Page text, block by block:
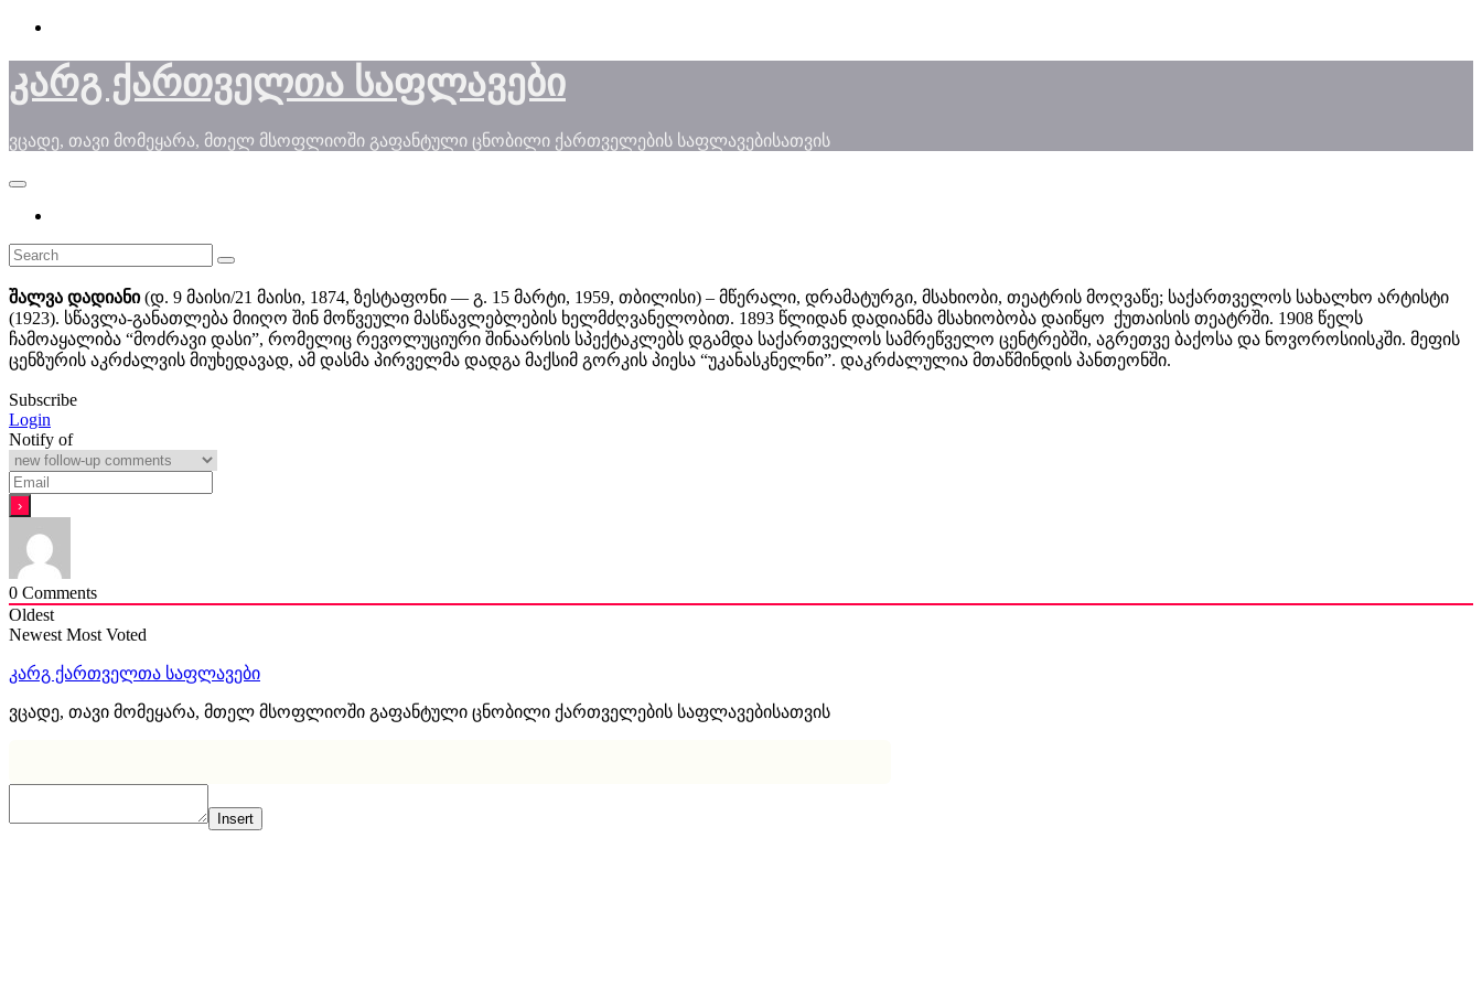
Skip
content
კარგ ქართველთა საფლავები
ვცადე, თავი მომეყარა, მთელ მსოფლიოში გაფანტული ცნობილი ქართველების საფლავებისათვის
შალვა დადიანი(დ. 9 მაისი/21 მაისი, 1874, ზესტაფონი ― გ. 15 მარტი, 1959, თბილისი) – მწერალი, დრამატურგი, მსახიობი, თეატრის მოღვაწე; საქართველოს სახალხო არტისტი
(1923). სწავლა-განათლება მიიღო შინ მოწვეული მასწავლებლების ხელმძღვანელობით. 1893 წლიდან დადიანმა მსახიობობა დაიწყო ქუთაისის თეატრში. 1908 წელს
ჩამოაყალიბა “მოძრავი დასი”, რომელიც რევოლუციური შინაარსის სპექტაკლებს დგამდა საქართველოს სამრეწველო ცენტრებში, აგრეთვე ბაქოსა და ნოვოროსიისკში. მეფის
ცენზურის აკრძალვის მიუხედავად, ამ დასმა პირველმა დადგა მაქსიმ გორკის პიესა “უკანასკნელნი”. დაკრძალულია მთაწმინდის პანთეონში.
Subscribe
Login
Notify of
0 Comments
Oldest
Newest Most Voted
კარგ ქართველთა საფლავები
ვცადე, თავი მომეყარა, მთელ მსოფლიოში გაფანტული ცნობილი ქართველების საფლავებისათვის
Insert